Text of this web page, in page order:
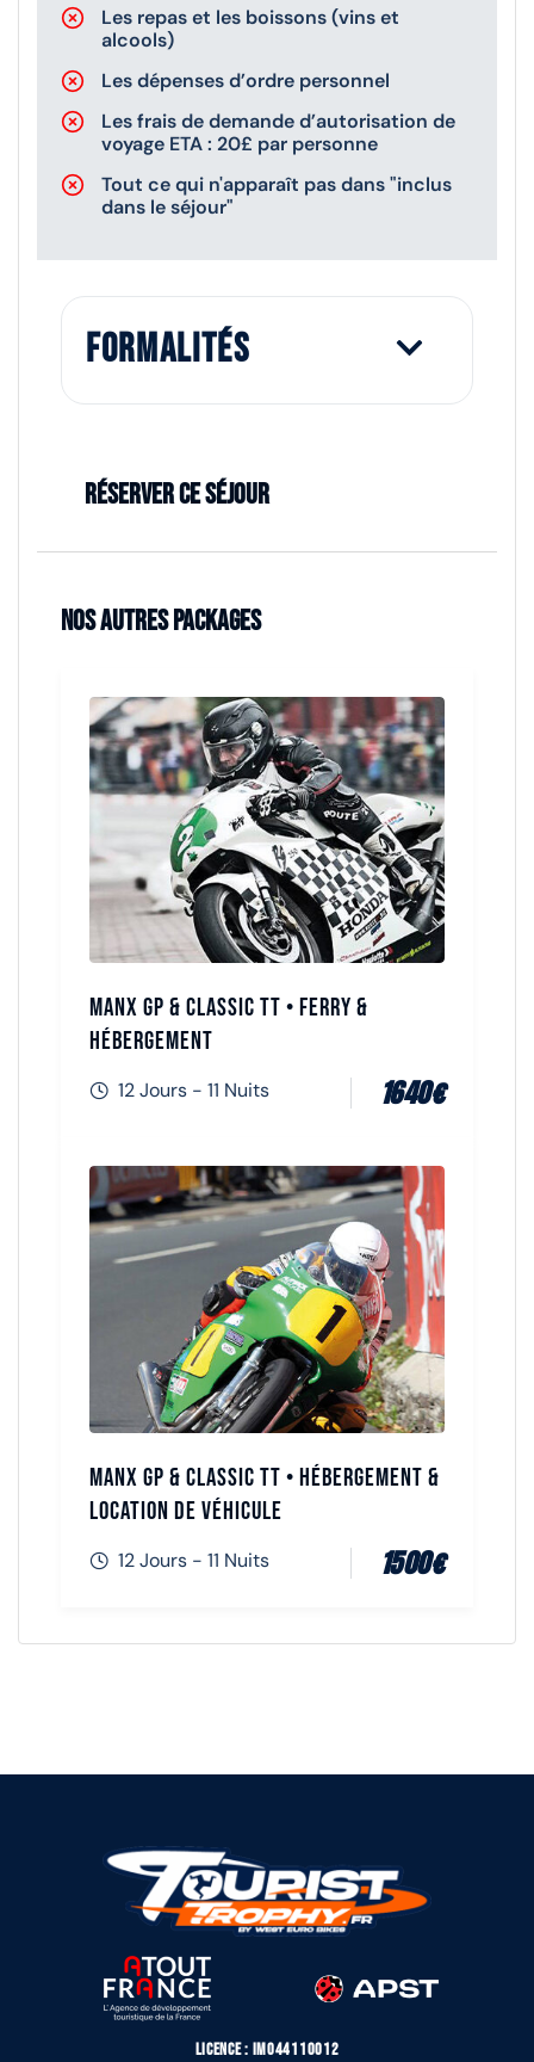
Les repas et les boissons (vins et
alcools)
Les dépenses d’ordre personnel
Les frais de demande d’autorisation de
voyage ETA : 20£ par personne
Tout ce qui n'apparaît pas dans "inclus
dans le séjour"
Formalités
Réserver ce séjour
Nos autres packages
Manx GP & Classic TT • Ferry &
Hébergement
12 Jours - 11 Nuits 1640€
Manx GP & Classic TT • Hébergement &
Location de véhicule
12 Jours - 11 Nuits 1500€
Licence : IM044110012